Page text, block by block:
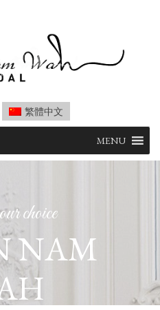
繁體中文
content
MENU
choice
NAM